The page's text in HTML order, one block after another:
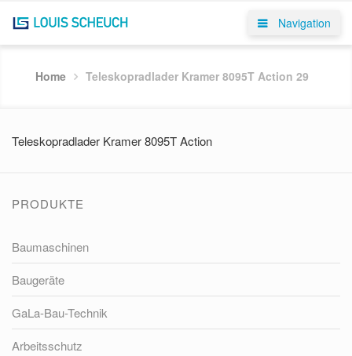
Navigation
Home Teleskopradlader Kramer 8095T Action 29
Teleskopradlader Kramer 8095T Action
PRODUKTE
Baumaschinen
Baugeräte
GaLa-Bau-Technik
Arbeitsschutz